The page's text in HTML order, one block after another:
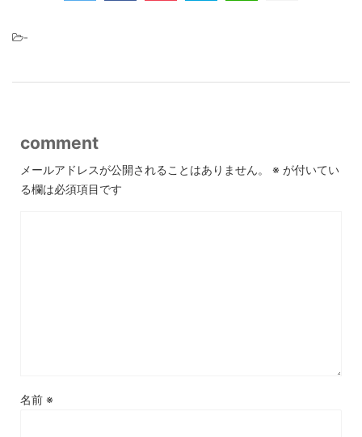
-
comment
メールアドレスが公開されることはありません。 ※ が付いてい
る欄は必須項目です
名前 ※